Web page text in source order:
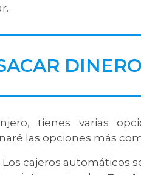
tienes varias
las opciones más
Los cajeros automáticos